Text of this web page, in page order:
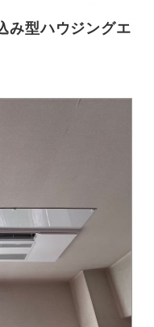
み型ハウジングエ